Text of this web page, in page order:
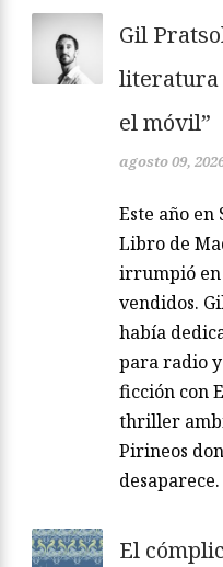
Gil
literatura
el móvil”
agosto 09,
Este año en
Libro de
irrumpió en
vendidos.
había
para radio
ficción con
thriller
Pirineos
desaparece.
El